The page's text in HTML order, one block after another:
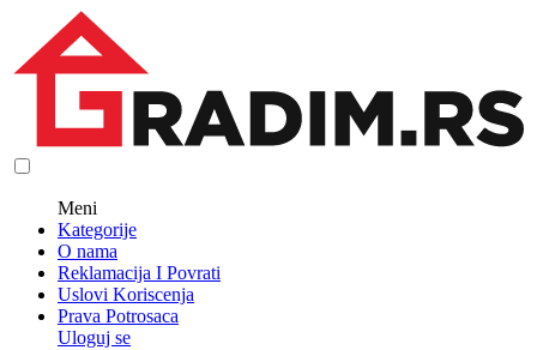
Meni
Kategorije
O nama
Reklamacija I Povrati
Uslovi Koriscenja
Prava Potrosaca
Uloguj se